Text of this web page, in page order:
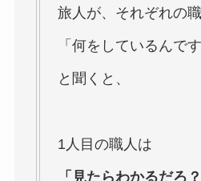
旅人が、それぞれの
「何をしているんです
と聞くと、
1人目の職人は
「見たらわかるだろ？